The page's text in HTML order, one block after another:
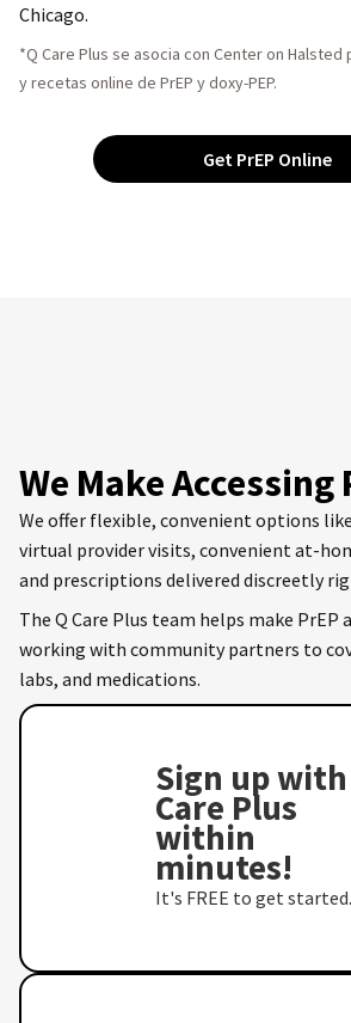
Chicago.
*Q Care Plus se asocia con Center on
y recetas online de PrEP y doxy-PEP.
Get PrEP Online
We Make Accessing
We offer flexible, convenient options
virtual provider visits, convenient at-
and prescriptions delivered discreetly
The Q Care Plus team helps make PrEP
working with community partners to
labs, and medications.
Sign up with
Care Plus
within
minutes!
It's FREE to get started.